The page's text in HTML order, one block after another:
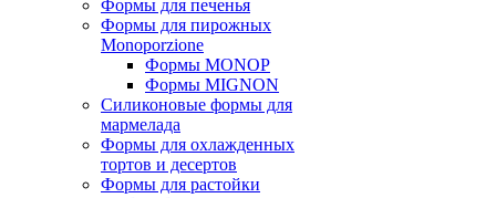
Формы для печенья
Формы для пирожных
Monoporzione
Формы MONOP
Формы MIGNON
Силиконовые формы для
мармелада
Формы для oхлажденных
тортов и десертов
Формы для растойки